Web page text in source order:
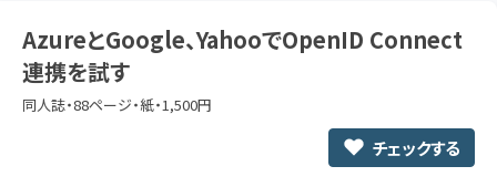
AzureとGoogle、YahooでOpenID Connect
連携を試す
同人誌・88ページ・紙・1,500円
チェックする